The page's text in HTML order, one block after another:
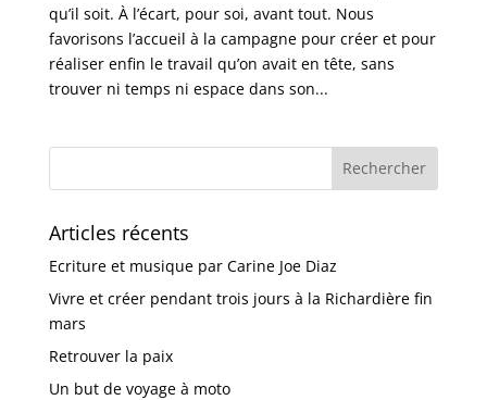
qu’il soit. À l’écart, pour soi, avant tout. Nous
favorisons l’accueil à la campagne pour créer et pour
réaliser enfin le travail qu’on avait en tête, sans
trouver ni temps ni espace dans son...
Articles récents
Ecriture et musique par Carine Joe Diaz
Vivre et créer pendant trois jours à la Richardière fin
mars
Retrouver la paix
Un but de voyage à moto